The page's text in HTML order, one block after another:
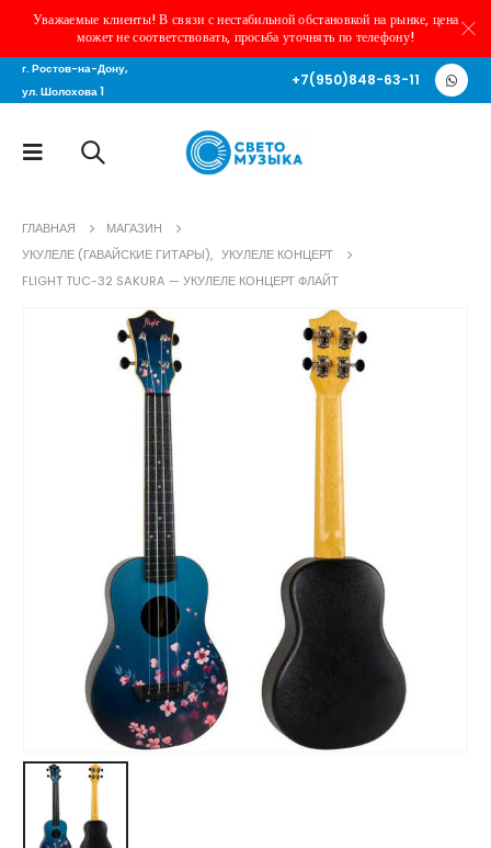
Уважаемые клиенты! В связи с нестабильной обстановкой на рынке, цена
может не соответствовать, просьба уточнять по телефону!
г. Ростов-на-Дону,
ул. Шолохова 1
+7(950)848-63-11
ГЛАВНАЯ
МАГАЗИН
УКУЛЕЛЕ (ГАВАЙСКИЕ ГИТАРЫ), УКУЛЕЛЕ КОНЦЕРТ
FLIGHT TUC-32 SAKURA — УКУЛЕЛЕ КОНЦЕРТ ФЛАЙТ